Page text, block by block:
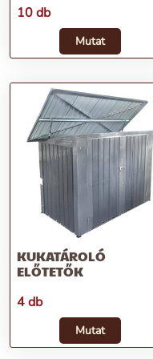
10 db
Mutat
KUKATÁROLÓ
ELŐTETŐK
4 db
Mutat